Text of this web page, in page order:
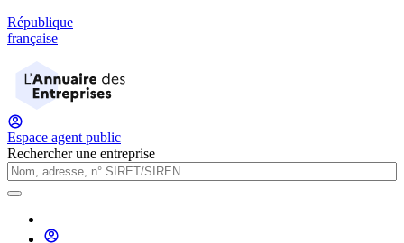
République
française
Espace agent public
Rechercher une entreprise